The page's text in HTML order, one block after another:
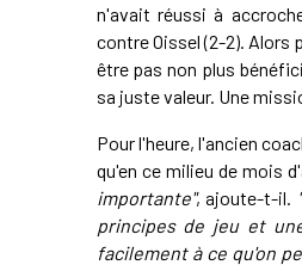
n'avait réussi à
contre Oissel (2-2). Alors
être pas non plus
sa juste valeur. Une
Pour l'heure, l'ancien
qu'en ce milieu de mois
importante", ajoute-t-il.
principes de jeu et
facilement à ce qu'on